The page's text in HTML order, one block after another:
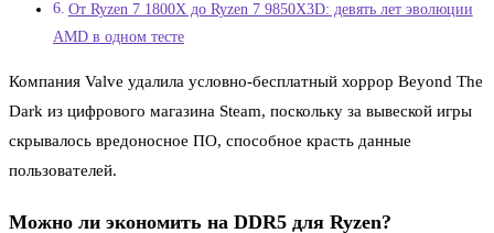
От Ryzen 7 1800X до Ryzen 7 9850X3D: девять лет эволюции
AMD в одном тесте
Компания Valve удалила условно-бесплатный хоррор Beyond The
Dark из цифрового магазина Steam, поскольку за вывеской игры
скрывалось вредоносное ПО, способное красть данные
пользователей.
Можно ли экономить на DDR5 для Ryzen?